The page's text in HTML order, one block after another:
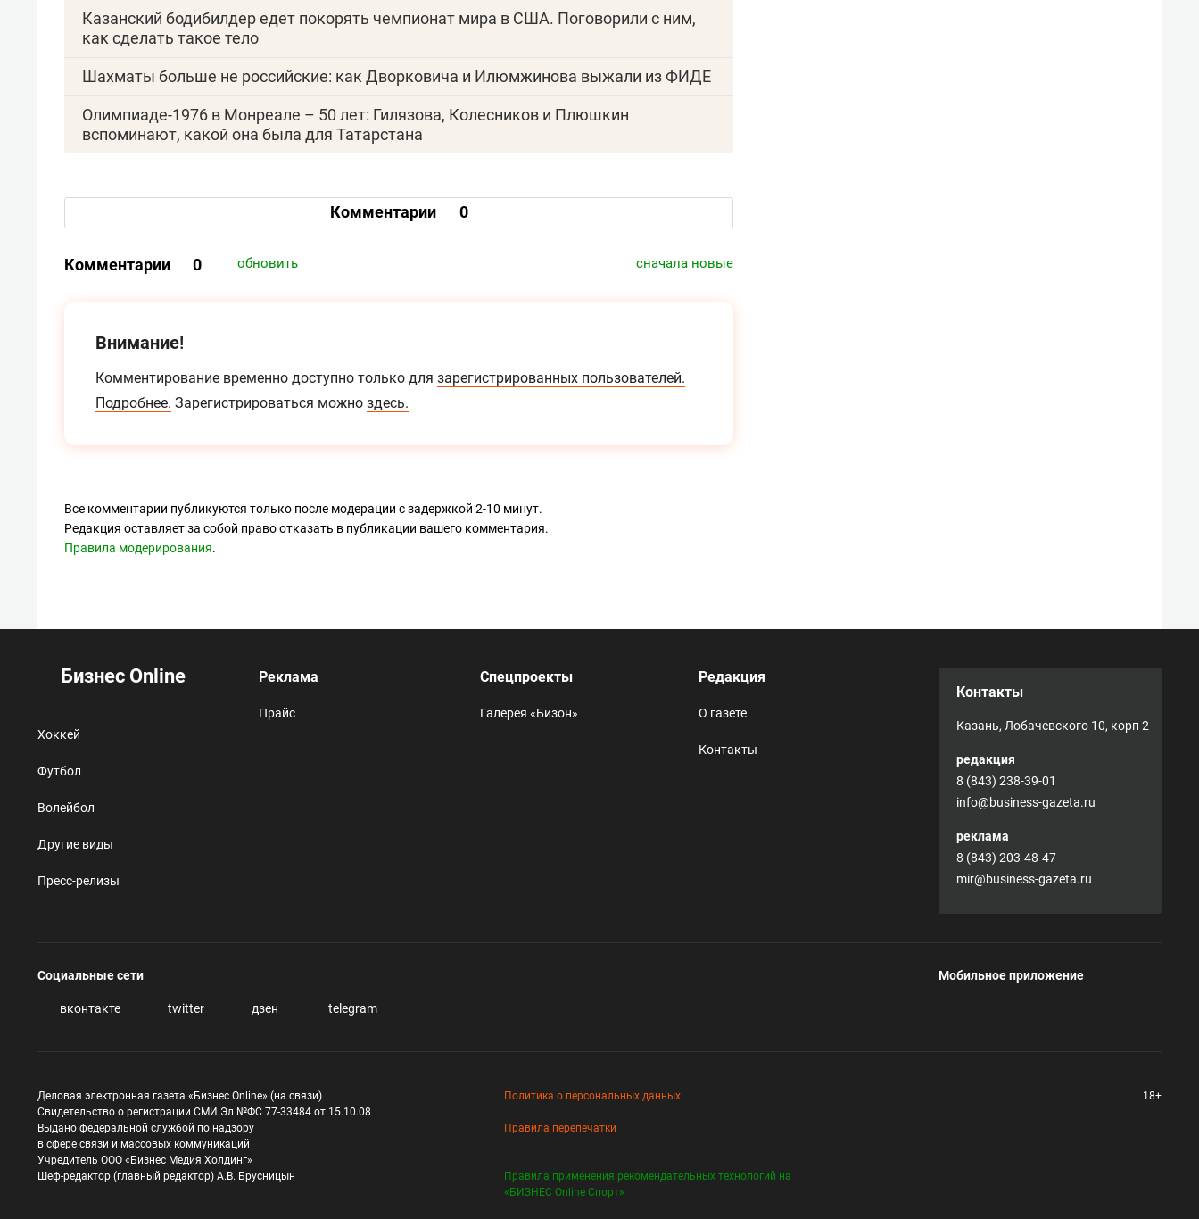
Казанский бодибилдер едет покорять чемпионат мира в США. Поговорили с ним,
как сделать такое тело
Шахматы больше не российские: как Дворковича и Илюмжинова выжали из ФИДЕ
Олимпиаде-1976 в Монреале – 50 лет: Гилязова, Колесников и Плюшкин
вспоминают, какой она была для Татарстана
Комментарии 0
Комментарии 0 обновить сначала новые
Внимание!
Комментирование временно доступно только для зарегистрированных пользователей.
Подробнее. Зарегистрироваться можно здесь.
Все комментарии публикуются только после модерации с задержкой 2-10 минут.
Редакция оставляет за собой право отказать в публикации вашего комментария.
Правила модерирования.
Бизнес Online
Хоккей
Футбол
Волейбол
Другие виды
Пресс-релизы
Реклама
Прайс
Спецпроекты
Галерея «Бизон»
Редакция
О газете
Контакты
Контакты
Казань, Лобачевского 10, корп 2
редакция
8 (843) 238-39-01
info@business-gazeta.ru
реклама
8 (843) 203-48-47
mir@business-gazeta.ru
Социальные сети
вконтакте twitter дзен telegram
Мобильное приложение
Деловая электронная газета «Бизнес Online» (на связи)
Свидетельство о регистрации СМИ Эл №ФС 77-33484 от 15.10.08
Выдано федеральной службой по надзору
в сфере связи и массовых коммуникаций
Учредитель ООО «Бизнес Медия Холдинг»
Шеф-редактор (главный редактор) А.В. Брусницын
Политика о персональных данных
Правила перепечатки
Правила применения рекомендательных технологий на
«БИЗНЕС Online Спорт»
18+